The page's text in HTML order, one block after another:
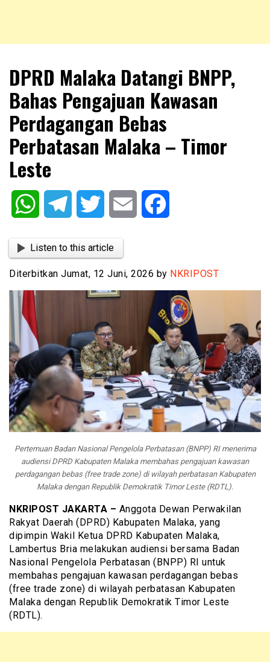
NKRIPOST
DPRD Malaka Datangi BNPP,
Bahas Pengajuan Kawasan
Perdagangan Bebas
Perbatasan Malaka – Timor
Leste
WhatsAppTelegram Twitter Email
Listen to this article
Diterbitkan Jumat, 12 Juni, 2026 by NKRIPOST
Pertemuan Badan Nasional Pengelola Perbatasan (BNPP) RI menerima
audiensi DPRD Kabupaten Malaka membahas pengajuan kawasan
perdagangan bebas (free trade zone) di wilayah perbatasan Kabupaten
Malaka dengan Republik Demokratik Timor Leste (RDTL).
NKRIPOST JAKARTA – Anggota Dewan Perwakilan
Rakyat Daerah (DPRD) Kabupaten Malaka, yang
dipimpin Wakil Ketua DPRD Kabupaten Malaka,
Lambertus Bria melakukan audiensi bersama Badan
Nasional Pengelola Perbatasan (BNPP) RI untuk
membahas pengajuan kawasan perdagangan bebas
(free trade zone) di wilayah perbatasan Kabupaten
Malaka dengan Republik Demokratik Timor Leste
(RDTL).